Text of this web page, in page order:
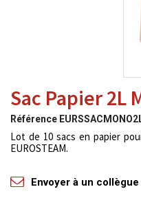
Sac Papier 2L
Référence
Lot de 10 sacs en papier
EUROSTEAM.
Envoyer à un collègue